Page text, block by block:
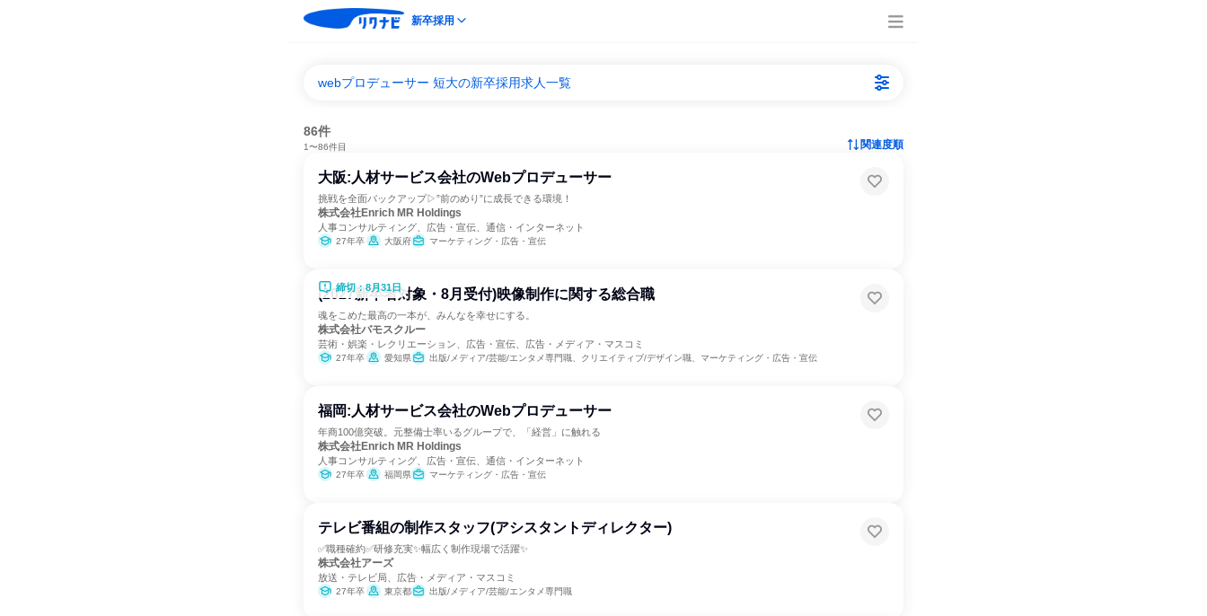
新卒採用
webプロデューサー 短大の新卒採用求人一覧
86件
1〜86件目 関連度順
大阪:人材サービス会社のWebプロデューサー
挑戦を全面バックアップ▷”前のめり”に成長できる環境！
株式会社Enrich MR Holdings
人事コンサルティング、広告・宣伝、通信・インターネット
27年卒 大阪府 マーケティング・広告・宣伝
締切：8月31日
(2027新卒者対象・8月受付)映像制作に関する総合職
魂をこめた最高の一本が、みんなを幸せにする。
株式会社バモスクルー
芸術・娯楽・レクリエーション、広告・宣伝、広告・メディア・マスコミ
27年卒 愛知県 出版/メディア/芸能/エンタメ専門職、クリエイティブ/デザイン職、マーケティング・広告・宣伝
福岡:人材サービス会社のWebプロデューサー
年商100億突破。元整備士率いるグループで、「経営」に触れる
株式会社Enrich MR Holdings
人事コンサルティング、広告・宣伝、通信・インターネット
27年卒 福岡県 マーケティング・広告・宣伝
テレビ番組の制作スタッフ(アシスタントディレクター)
✅職種確約✅研修充実✨幅広く制作現場で活躍✨
株式会社アーズ
放送・テレビ局、広告・メディア・マスコミ
27年卒 東京都 出版/メディア/芸能/エンタメ専門職